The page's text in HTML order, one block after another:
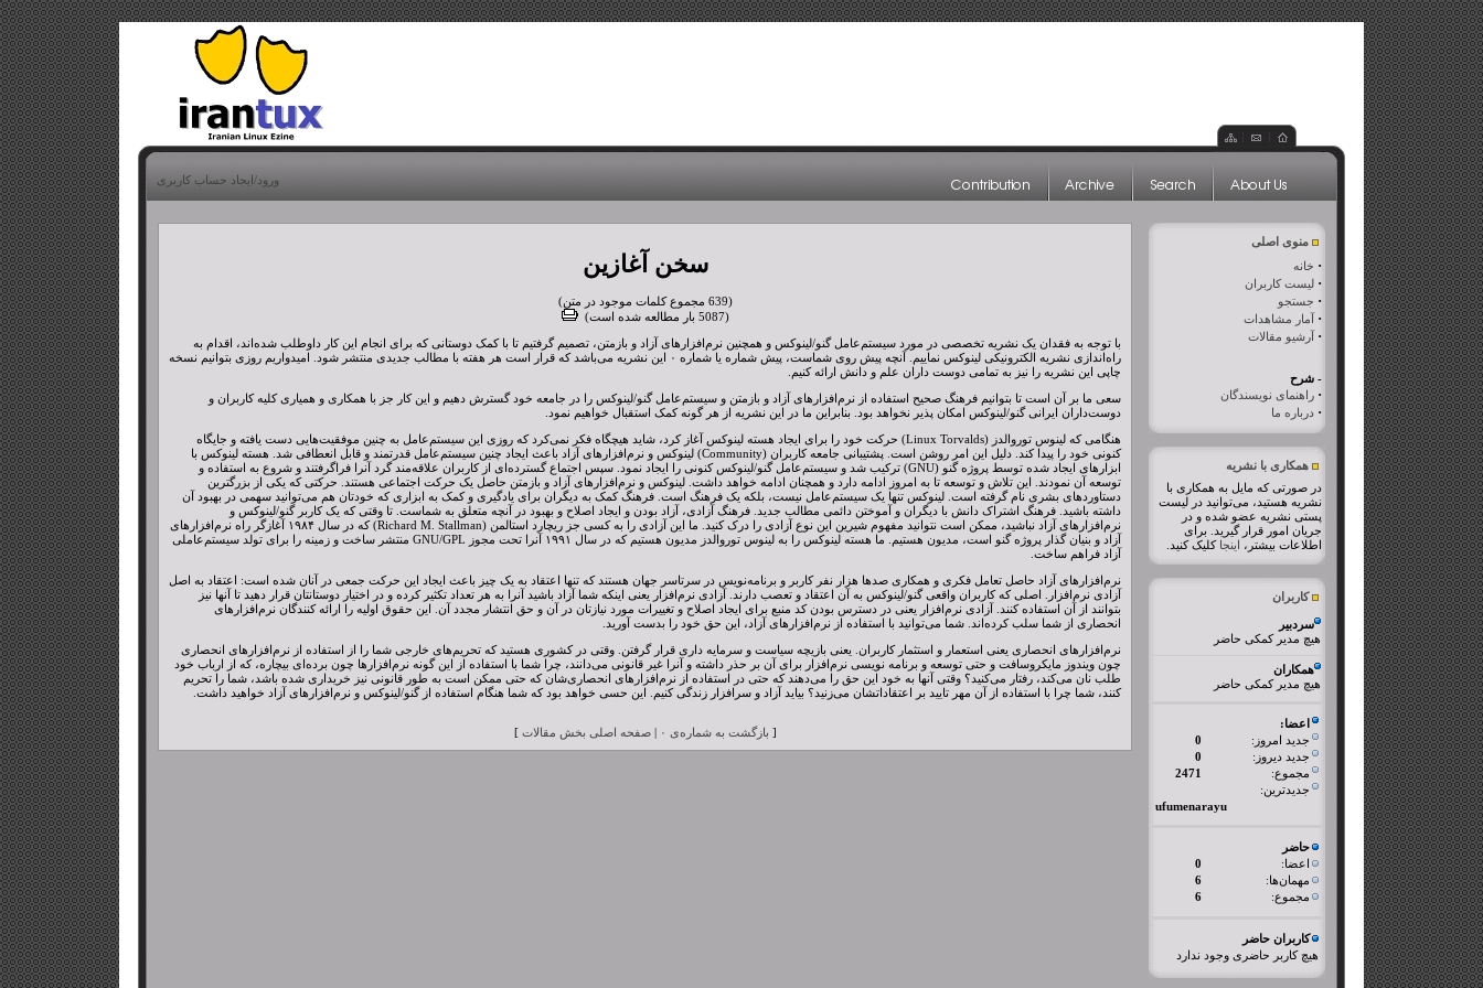
ورود/ایجاد حساب کاربری
منوی اصلی
· خانه
· لیست کاربران
· جستجو
· آمار مشاهدات
· آرشیو مقالات
- شرح
· راهنمای نویسندگان
· درباره ما
همکاری با نشریه
در صورتی که مایل به همکاری با
نشریه هستید، می‌توانید در لیست
پستی نشریه عضو شده و در
جریان امور قرار گیرید. برای
اطلاعات بیشتر، اینجا کلیک کنید.
کاربران
سردبیر
هیچ مدیر کمکی حاضر
همکاران
هیچ مدیر کمکی حاضر
اعضا:
جدید امروز:
0
جدید دیروز:
0
مجموع:
2471
جدیدترین:
ufumenarayu
حاضر
اعضا:
0
مهمان‌ها:
6
مجموع:
6
کاربران حاضر
هیچ کاربر حاضری وجود ندارد
سخن آغازین
(639 مجموع کلمات موجود در متن)
(5087 بار مطالعه شده است)
با توجه به فقدان یک نشریه تخصصی در مورد سیستم‌عامل گنو/لینوکس و همچنین نرم‌افزارهای آزاد و بازمتن، تصمیم گرفتیم تا با کمک دوستانی که برای انجام این کار داوطلب شده‌اند، اقدام به
راه‌اندازی نشریه الکترونیکی لینوکس نماییم. آنچه پیش روی شماست، پیش شماره یا شماره ۰ این نشریه می‌باشد که قرار است هر هفته با مطالب جدیدی منتشر شود. امیدواریم روزی بتوانیم نسخه
چاپی این نشریه را نیز به تمامی دوست داران علم و دانش ارائه کنیم.
سعی ما بر آن است تا بتوانیم فرهنگ صحیح استفاده از نرم‌افزارهای آزاد و بازمتن و سیستم‌عامل گنو/لینوکس را در جامعه خود گسترش دهیم و این کار جز با همکاری و همیاری کلیه کاربران و
دوست‌داران ایرانی گنو/لینوکس امکان پذیر نخواهد بود. بنابراین ما در این نشریه از هر گونه کمک استقبال خواهیم نمود.
هنگامی که لینوس توروالدز (Linux Torvalds) حرکت خود را برای ایجاد هسته لینوکس آغاز کرد، شاید هیچگاه فکر نمی‌کرد که روزی این سیستم‌عامل به چنین موفقیت‌هایی دست یافته و جایگاه
کنونی خود را پیدا کند. دلیل این امر روشن است. پشتیبانی جامعه کاربران (Community) لینوکس و نرم‌افزارهای آزاد باعث ایجاد چنین سیستم‌عامل قدرتمند و قابل انعطافی شد. هسته لینوکس با
ابزارهای ایجاد شده توسط پروژه گنو (GNU) ترکیب شد و سیستم‌عامل گنو/لینوکس کنونی را ایجاد نمود. سپس اجتماع گسترده‌ای از کاربران علاقه‌مند گرد آنرا فراگرفتند و شروع به استفاده و
توسعه آن نمودند. این تلاش و توسعه تا به امروز ادامه دارد و همچنان ادامه خواهد داشت. لینوکس و نرم‌افزارهای آزاد و بازمتن حاصل یک حرکت اجتماعی هستند. حرکتی که یکی از بزرگترین
دستاوردهای بشری نام گرفته است. لینوکس تنها یک سیستم‌عامل نیست، بلکه یک فرهنگ است. فرهنگ کمک به دیگران برای یادگیری و کمک به ابزاری که خودتان هم می‌توانید سهمی در بهبود آن
داشته باشید. فرهنگ اشتراک دانش با دیگران و آموختن دائمی مطالب جدید. فرهنگ آزادی، آزاد بودن و ایجاد اصلاح و بهبود در آنچه متعلق به شماست. تا وقتی که یک کاربر گنو/لینوکس و
نرم‌افزارهای آزاد نباشید، ممکن است نتوانید مفهوم شیرین این نوع آزادی را درک کنید. ما این آزادی را به کسی جز ریچارد استالمن (Richard M. Stallman) که در سال ۱۹۸۴ آغازگر راه نرم‌افزارهای
آزاد و بنیان گذار پروژه گنو است، مدیون هستیم. ما هسته لینوکس را به لینوس توروالدز مدیون هستیم که در سال ۱۹۹۱ آنرا تحت مجوز GNU/GPL منتشر ساخت و زمینه را برای تولد سیستم‌عاملی
آزاد فراهم ساخت.
نرم‌افزارهای آزاد حاصل تعامل فکری و همکاری صدها هزار نفر کاربر و برنامه‌نویس در سرتاسر جهان هستند که تنها اعتقاد به یک چیز باعث ایجاد این حرکت جمعی در آنان شده است: اعتقاد به اصل
آزادی نرم‌افزار. اصلی که کاربران واقعی گنو/لینوکس به آن اعتقاد و تعصب دارند. آزادی نرم‌افزار یعنی اینکه شما آزاد باشید آنرا به هر تعداد تکثیر کرده و در اختیار دوستانتان قرار دهید تا آنها نیز
بتوانند از آن استفاده کنند. آزادی نرم‌افزار یعنی در دسترس بودن کد منبع برای ایجاد اصلاح و تغییرات مورد نیازتان در آن و حق انتشار مجدد آن. این حقوق اولیه را ارائه کنندگان نرم‌افزارهای
انحصاری از شما سلب کرده‌اند. شما می‌توانید با استفاده از نرم‌افزارهای آزاد، این حق خود را بدست آورید.
نرم‌افزارهای انحصاری یعنی استعمار و استثمار کاربران. یعنی بازیچه سیاست و سرمایه داری قرار گرفتن. وقتی در کشوری هستید که تحریم‌های خارجی شما را از استفاده از نرم‌افزارهای انحصاری
چون ویندوز مایکروسافت و حتی توسعه و برنامه نویسی نرم‌افزار برای آن بر حذر داشته و آنرا غیر قانونی می‌دانند، چرا شما با استفاده از این گونه نرم‌افزارها چون برده‌ای بیچاره، که از ارباب خود
طلب نان می‌کند، رفتار می‌کنید؟ وقتی آنها به خود این حق را می‌دهند که حتی در استفاده از نرم‌افزارهای انحصاری‌شان که حتی ممکن است به طور قانونی نیز خریداری شده باشد، شما را تحریم
کنند، شما چرا با استفاده از آن مهر تایید بر اعتقاداتشان می‌زنید؟ بیاید آزاد و سرافزار زندگی کنیم. این حسی خواهد بود که شما هنگام استفاده از گنو/لینوکس و نرم‌افزارهای آزاد خواهید داشت.
[ بازگشت به شماره‌‌ی ۰ |صفحه اصلی بخش مقالات ]